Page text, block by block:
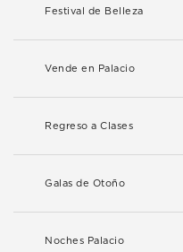
Festival de Belleza
Vende en Palacio
Regreso a Clases
Galas de Otoño
Noches Palacio